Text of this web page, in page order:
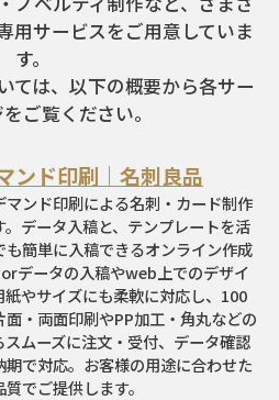
用サービスをご用意していま
す。
ては、以下の概要から各サー
ご覧ください。
ンド印刷｜名刺良品
ンド印刷による名刺・カード制作
データ入稿と、テンプレートを活
簡単に入稿できるオンライン作成
データの入稿やweb上でのデザイ
やサイズにも柔軟に対応し、100
・両面印刷やPP加工・角丸などの
ムーズに注文・受付、データ確認
で対応。お客様の用途に合わせた
でご提供します。